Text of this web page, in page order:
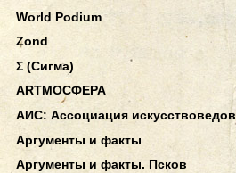
World Podium
Zond
Σ (Сигма)
АRТМОСФЕРА
АИС: Ассоциация искусствоведов
Аргументы и факты
Аргументы и факты. Псков